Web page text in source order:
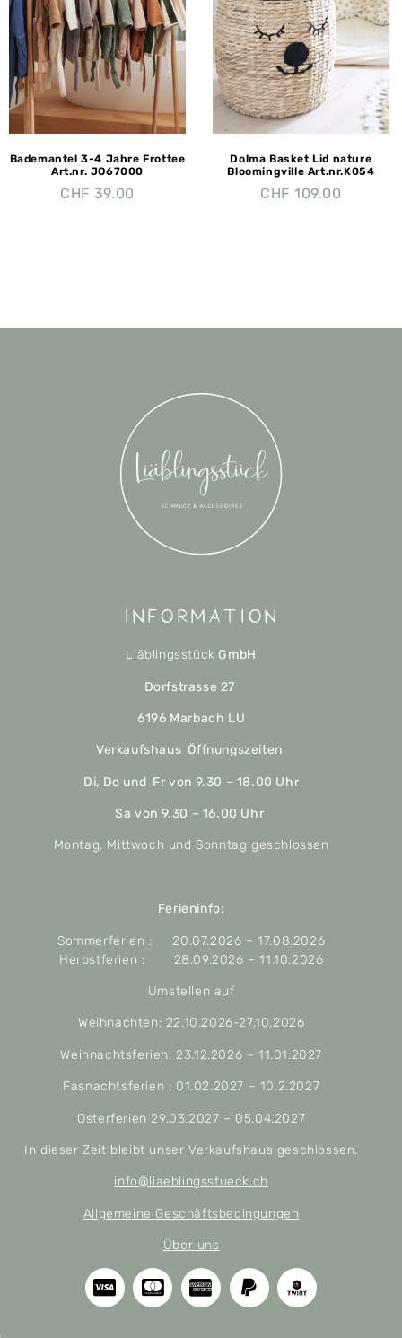
Bademantel 3-4 Jahre Frottee
Art.nr. JO67000
CHF 39.00
Dolma Basket Lid nature
Bloomingville Art.nr.K054
CHF 109.00
Information
Liäblingsstück GmbH
Dorfstrasse 27
6196 Marbach LU
Verkaufshaus Öffnungszeiten
Di, Do und Fr von 9.30 – 18.00 Uhr
Sa von 9.30 – 16.00 Uhr
Montag, Mittwoch und Sonntag geschlossen
Ferieninfo:
Sommerferien : 20.07.2026 – 17.08.2026
Herbstferien : 28.09.2026 – 11.10.2026
Umstellen auf
Weihnachten: 22.10.2026-27.10.2026
Weihnachtsferien: 23.12.2026 – 11.01.2027
Fasnachtsferien : 01.02.2027 – 10.2.2027
Osterferien 29.03.2027 – 05.04.2027
In dieser Zeit bleibt unser Verkaufshaus geschlossen.
info@liaeblingsstueck.ch
Allgemeine Geschäftsbedingungen
Über uns